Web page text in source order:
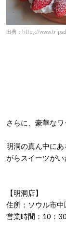
出典：https://
さらに、豪華な
明洞の真ん中に
がらスイーツがい
【明洞店】
住所：ソウル市
営業時間：10：